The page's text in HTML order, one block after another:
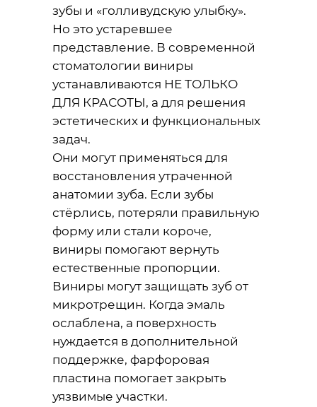
зубы и «голливудскую улыбку».
Но это устаревшее
представление. В современной
стоматологии виниры
устанавливаются НЕ ТОЛЬКО
ДЛЯ КРАСОТЫ, а для решения
эстетических и функциональных
задач.
Они могут применяться для
восстановления утраченной
анатомии зуба. Если зубы
стёрлись, потеряли правильную
форму или стали короче,
виниры помогают вернуть
естественные пропорции.
Виниры могут защищать зуб от
микротрещин. Когда эмаль
ослаблена, а поверхность
нуждается в дополнительной
поддержке, фарфоровая
пластина помогает закрыть
уязвимые участки.